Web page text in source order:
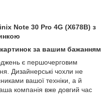
Note 30 Pro 4G (X678B) з
за вашим бажанням
є першочерговим
Дизайнерські чохли не
вашої техніки, а й
компанія вже довгий час